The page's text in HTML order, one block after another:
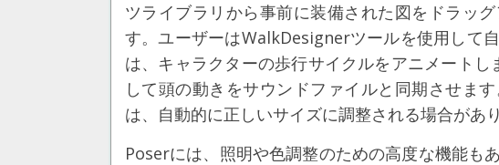
ツライブラリから事前に装備された図をドラッ
す。ユーザーはWalkDesignerツールを使用して
は、キャラクターの歩行サイクルをアニメート
して頭の動きをサウンドファイルと同期させま
は、自動的に正しいサイズに調整される場合があり
Poserには、照明や色調整のための高度な機能も